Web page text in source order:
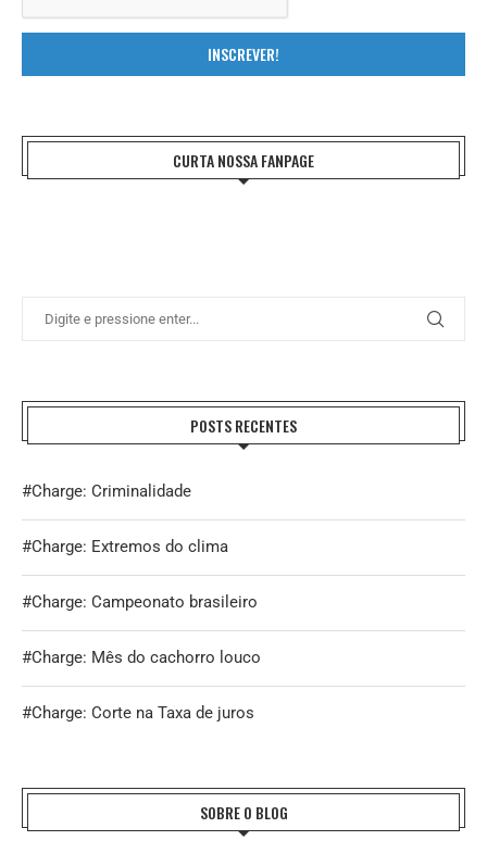
INSCREVER!
CURTA NOSSA FANPAGE
POSTS RECENTES
#Charge: Criminalidade
#Charge: Extremos do clima
#Charge: Campeonato brasileiro
#Charge: Mês do cachorro louco
#Charge: Corte na Taxa de juros
SOBRE O BLOG